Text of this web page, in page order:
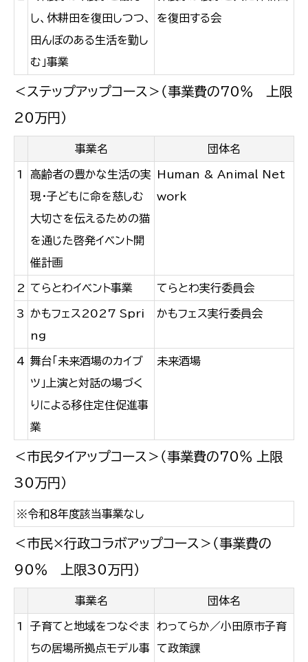
し、休耕田を復田しつつ、
田んぼのある生活を勤し
む」事業
を復田する会
＜ステップアップコース＞（事業費の70％ 上限
20万円）
事業名 団体名
1
高齢者の豊かな生活の実
現・子どもに命を慈しむ
大切さを伝えるための猫
を通じた啓発イベント開
催計画
Human & Animal Net
work
2 てらとわイベント事業 てらとわ実行委員会
3
かもフェス2027 Spri
ng
かもフェス実行委員会
4 舞台「未来酒場のカイブ
ツ」上演と対話の場づく
りによる移住定住促進事
業
未来酒場
＜市民タイアップコース＞（事業費の70％ 上限
30万円）
※令和８年度該当事業なし
＜市民×行政コラボアップコース＞（事業費の
90％ 上限30万円）
事業名 団体名
1
子育てと地域をつなぐま
ちの居場所拠点モデル事
わってらか／小田原市子育
て政策課